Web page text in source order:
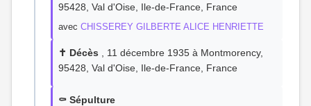
95428, Val d'Oise, Ile-de-France, France
avec CHISSEREY GILBERTE ALICE HENRIETTE
✝️ Décès , 11 décembre 1935 à Montmorency,
95428, Val d'Oise, Ile-de-France, France
⚰️ Sépulture